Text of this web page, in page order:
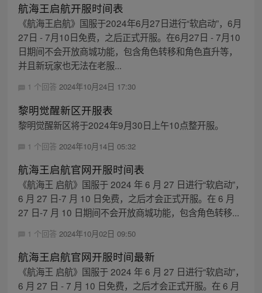
航海王启航开服时间表
《航海王启航》国服于2024年6月27日进行“软启动”，6月
27日 - 7月10日免费，之后正式开服。在6月27日 - 7月10
日期间不会开放商城功能，包含角色转移和角色直升等，
并且新玩家也无法在老服...
1 个回答 2024年10月24日 17:30
黎明觉醒新区开服表
黎明觉醒新区将于2024年9月30日上午10点整开服。
1 个回答 2024年10月14日 05:32
航海王启航官网开服时间表
《航海王 启航》国服于 2024 年 6 月 27 日进行“软启动”，
6 月 27 日-7 月 10 日免费，之后才会正式开服。在 6 月
27 日-7 月 10 日期间不会开放商城功能，包含角色转移...
1 个回答 2024年10月02日 09:50
航海王启航官网开服时间最新
《航海王 启航》国服于 2024 年 6 月 27 日进行“软启动”，
6 月 27 日 - 7 月 10 日免费，之后才会正式开服。在 6 月